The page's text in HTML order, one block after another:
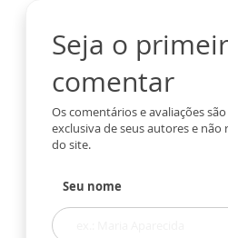
Seja o
comentar
Os comentários e avaliações
exclusiva de seus autores e
do site.
Seu nome